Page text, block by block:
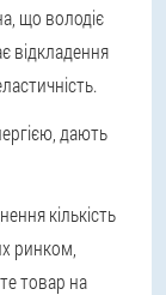
що володіє
відкладення
дають
кількість
ринком,
товар на